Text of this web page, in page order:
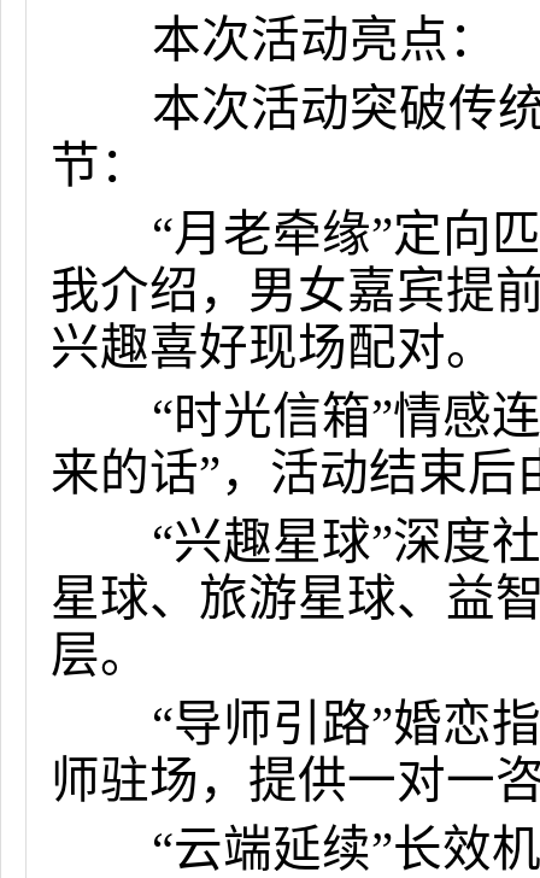
本次活动亮点：
本次活动突破传统
节：
“月老牵缘”定向匹
我介绍，男女嘉宾提
兴趣喜好现场配对。
“时光信箱”情感连
来的话”，活动结束
“兴趣星球”深度社
星球、旅游星球、益
层。
“导师引路”婚恋指
师驻场，提供一对一
“云端延续”长效机